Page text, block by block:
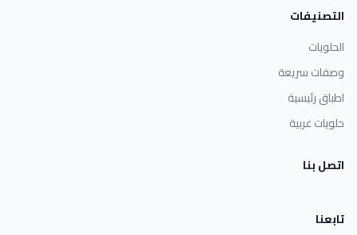
التصنيفات
الحلويات
وصفات سريعة
اطباق رئيسية
حلويات غربية
اتصل بنا
تابعنا